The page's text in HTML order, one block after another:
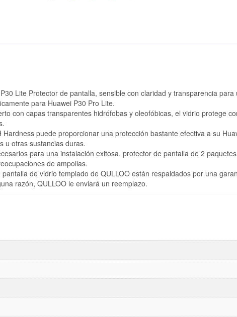
Lite Protector de pantalla, sensible con claridad y transparencia para
para Huawei P30 Pro Lite.
con capas transparentes hidrófobas y oleofóbicas, el vidrio protege
puede proporcionar una protección bastante efectiva a su
u otras sustancias duras.
para una instalación exitosa, protector de pantalla de 2
de ampollas.
de vidrio templado de QULLOO están respaldados por una
razón, QULLOO le enviará un reemplazo.